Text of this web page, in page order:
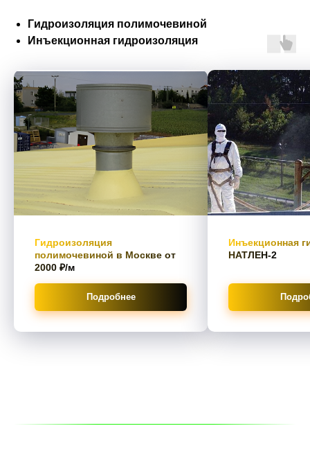
Гидроизоляция полимочевиной
Инъекционная гидроизоляция
Гидроизоляция
полимочевиной в Москве от
2000 ₽/м
Подробнее
Инъекционная
НАТЛЕН-2